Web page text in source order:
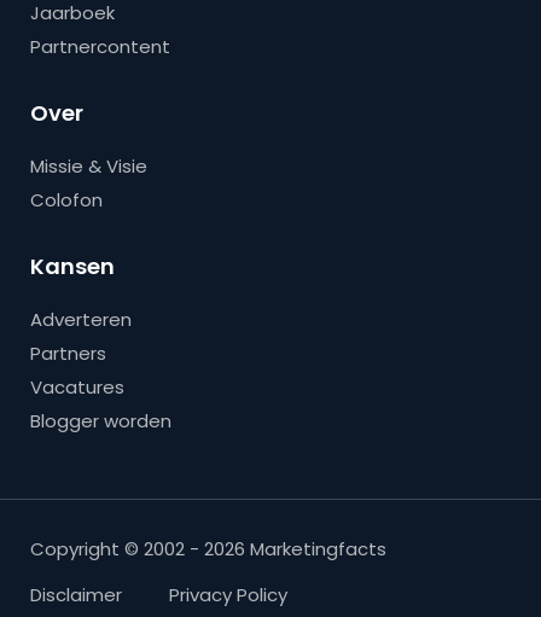
Jaarboek
Partnercontent
Over
Missie & Visie
Colofon
Kansen
Adverteren
Partners
Vacatures
Blogger worden
Copyright © 2002 - 2026 Marketingfacts
Disclaimer
Privacy Policy